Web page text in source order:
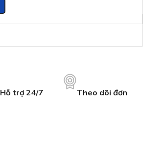
Hỗ trợ 24/7 Theo dõi đơn